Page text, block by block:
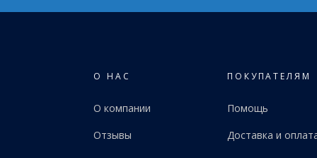
О НАС
О компании
Отзывы
ПОКУПАТЕЛЯМ
Помощь
Доставка и